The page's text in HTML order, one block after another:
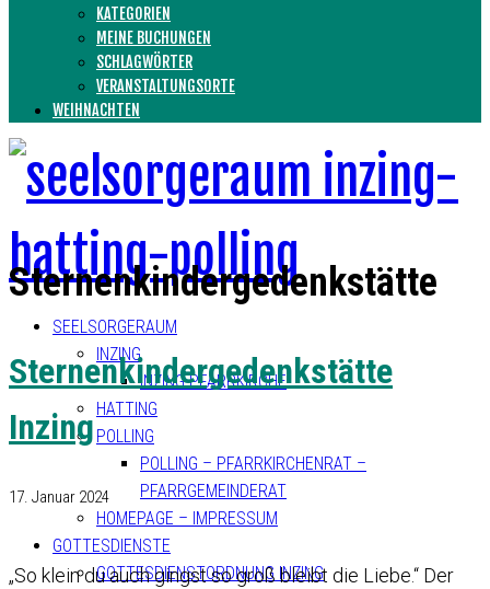
KATEGORIEN
MEINE BUCHUNGEN
SCHLAGWÖRTER
VERANSTALTUNGSORTE
WEIHNACHTEN
SEELSORGERAUM
INZING
INZING PFARRKIRCHE
HATTING
POLLING
POLLING – PFARRKIRCHENRAT –
PFARRGEMEINDERAT
HOMEPAGE – IMPRESSUM
GOTTESDIENSTE
GOTTESDIENSTORDNUNG INZING
Sternenkindergedenkstätte
Sternenkindergedenkstätte
Inzing
17. Januar 2024
„So klein du auch gingst so groß bleibt die Liebe.“ Der